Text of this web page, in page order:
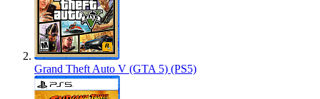
Grand Theft Auto V (GTA 5) (PS5)